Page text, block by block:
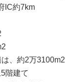
IC約7km
2万3100m2
階建て